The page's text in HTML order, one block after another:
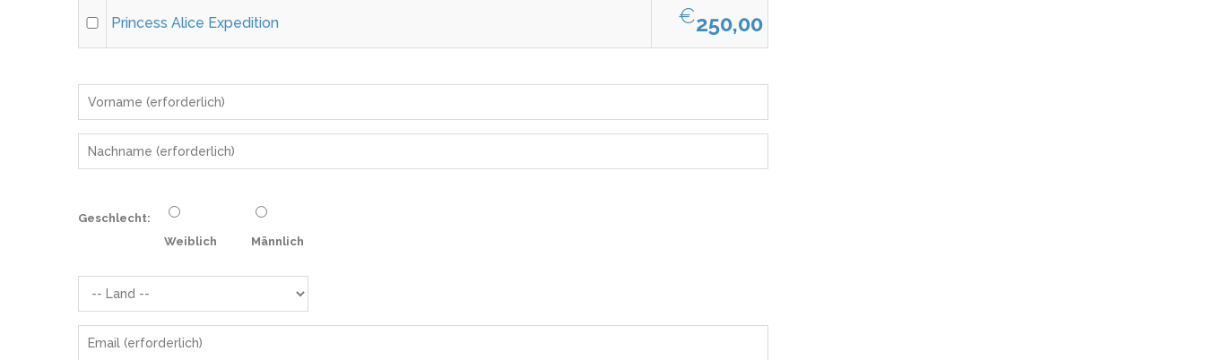
Princess Alice Expedition €250,00
Geschlecht:
Weiblich
Männlich